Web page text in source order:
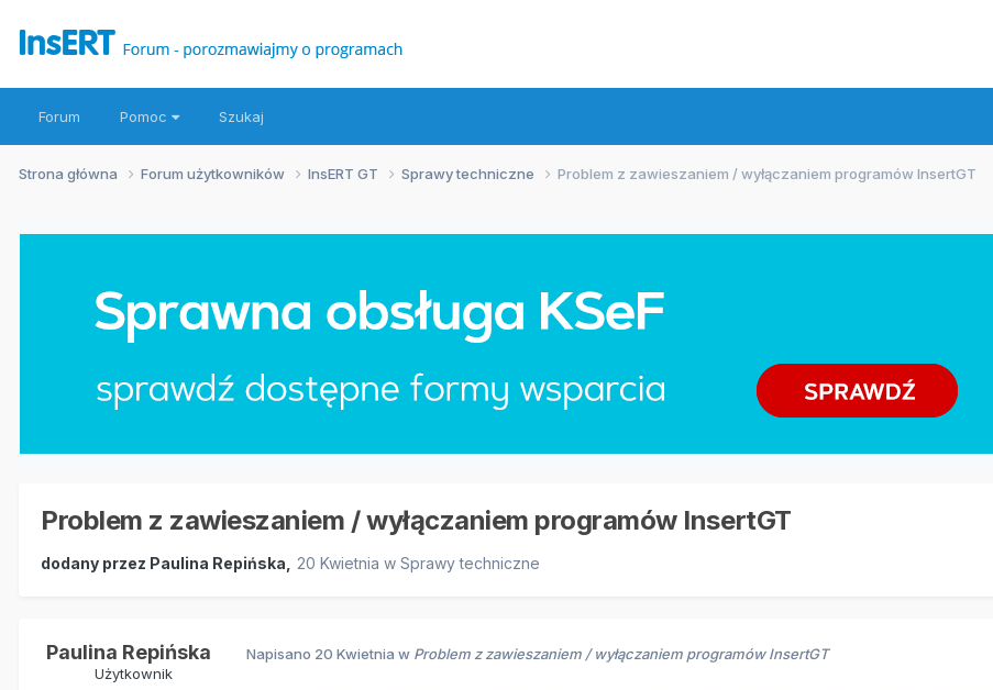
Forum Pomoc Szukaj
Strona główna Forum użytkowników InsERT GT Sprawy techniczne Problem z zawieszaniem / wyłączaniem programów InsertGT
Problem z zawieszaniem / wyłączaniem programów InsertGT
dodany przez Paulina Repińska 20 Kwietnia w Sprawy techniczne
Paulina Repińska
Użytkownik
Napisano 20 Kwietnia w Problem z zawieszaniem / wyłączaniem programów InsertGT